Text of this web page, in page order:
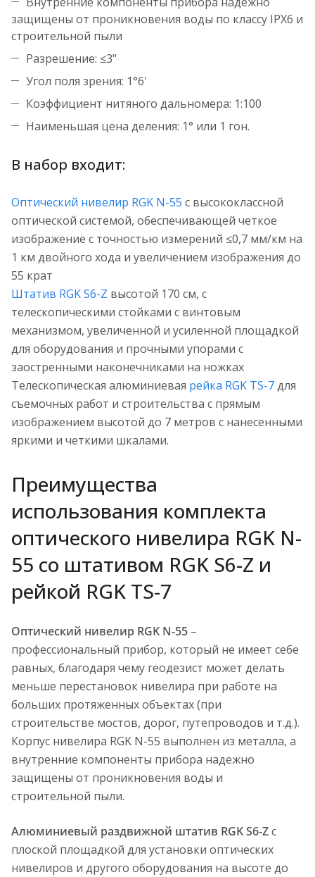
защищены от проникновения воды по классу IPX6 и
строительной пыли
Разрешение: ≤3"
Угол поля зрения: 1°6'
Коэффициент нитяного дальномера: 1:100
Наименьшая цена деления: 1° или 1 гон.
В набор входит:
Оптический нивелир RGK N-55 с высококлассной
оптической системой, обеспечивающей четкое
изображение с точностью измерений ≤0,7 мм/км на
1 км двойного хода и увеличением изображения до
55 крат
Штатив RGK S6-Z высотой 170 см, с
телескопическими стойками с винтовым
механизмом, увеличенной и усиленной площадкой
для оборудования и прочными упорами с
заостренными наконечниками на ножках
Телескопическая алюминиевая рейка RGK TS-7для
съемочных работ и строительства с прямым
изображением высотой до 7 метров c нанесенными
яркими и четкими шкалами.
Преимущества
использования комплекта
оптического нивелира RGK N-
55 со штативом RGK S6-Z и
рейкой RGK TS-7
Оптический нивелир RGK N-55 –
профессиональный прибор, который не имеет себе
равных, благодаря чему геодезист может делать
меньше перестановок нивелира при работе на
больших протяженных объектах (при
строительстве мостов, дорог, путепроводов и т.д.).
Корпус нивелира RGK N-55 выполнен из металла, а
внутренние компоненты прибора надежно
защищены от проникновения воды и
строительной пыли.
Алюминиевый раздвижной штатив RGK S6-Zс
плоской площадкой для установки оптических
нивелиров и другого оборудования на высоте до